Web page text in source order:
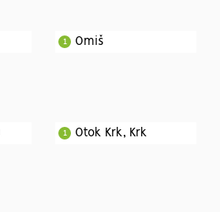
Omiš
1
Otok Krk, Krk
1